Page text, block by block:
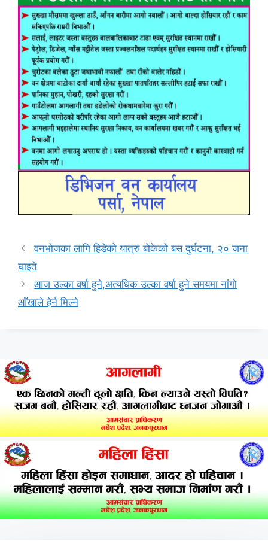
वनभोजका लागि हिडेको यात्रु बोकेको बस दुर्घटना, २० जना
घाइते
आज उल्का वर्षा हुने,अत्यधिक उल्का वर्षा हुने समयमा नांगो
आँखाले हेर्न मिल्ने